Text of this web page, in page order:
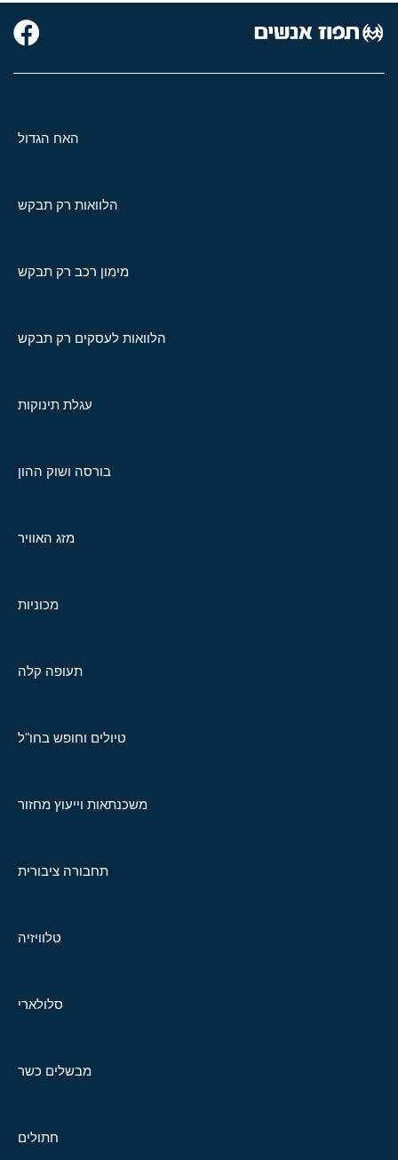
האח הגדול
הלוואות רק תבקש
מימון רכב רק תבקש
הלוואות לעסקים רק תבקש
עגלת תינוקות
בורסה ושוק ההון
מזג האוויר
מכוניות
תעופה קלה
טיולים וחופש בחו"ל
משכנתאות וייעוץ מחזור
תחבורה ציבורית
טלוויזיה
סלולארי
מבשלים כשר
חתולים